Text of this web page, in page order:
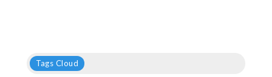
Tags Cloud